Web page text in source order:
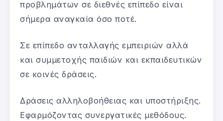
προβλημάτων σε διεθνές επίπεδο είναι
σήμερα αναγκαία όσο ποτέ.
Σε επίπεδο ανταλλαγής εμπειριών αλλά
και συμμετοχής παιδιών και εκπαιδευτικών
σε κοινές δράσεις.
Δράσεις αλληλοβοήθειας και υποστήριξης.
Εφαρμόζοντας συνεργατικές μεθόδους.